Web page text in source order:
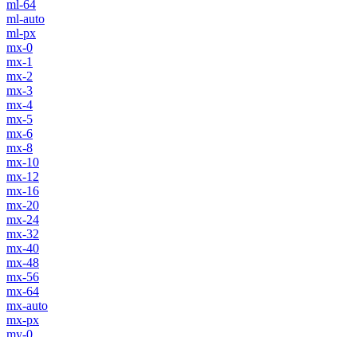
ml-64
ml-auto
ml-px
mx-0
mx-1
mx-2
mx-3
mx-4
mx-5
mx-6
mx-8
mx-10
mx-12
mx-16
mx-20
mx-24
mx-32
mx-40
mx-48
mx-56
mx-64
mx-auto
mx-px
my-0